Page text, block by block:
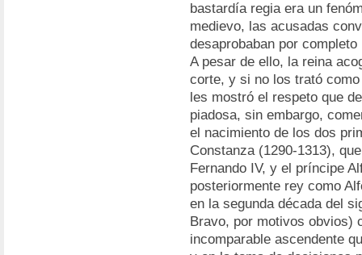
bastardía regia era un
medievo, las acusadas
desaprobaban por completo
A pesar de ello, la reina
corte, y si no los trató
les mostró el respeto que
piadosa, sin embargo,
el nacimiento de los dos
Constanza (1290-1313),
Fernando IV, y el príncipe
posteriormente rey como
en la segunda década del
Bravo, por motivos obvios)
incomparable ascendente